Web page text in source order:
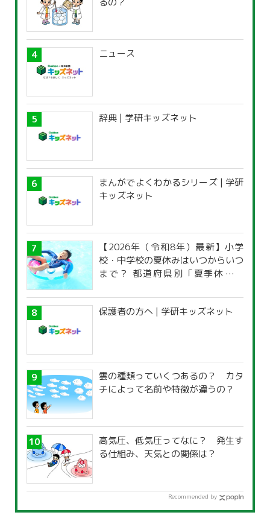
ニュース
辞典 | 学研キッズネット
まんがでよくわかるシリーズ | 学研
キッズネット
【2026年（令和8年）最新】小学
校・中学校の夏休みはいつからいつ
まで？ 都道府県別「夏季休暇一
保護者の方へ | 学研キッズネット
雲の種類っていくつあるの？ カタ
チによって名前や特徴が違うの？
高気圧、低気圧ってなに？ 発生す
る仕組み、天気との関係は？
Recommended by